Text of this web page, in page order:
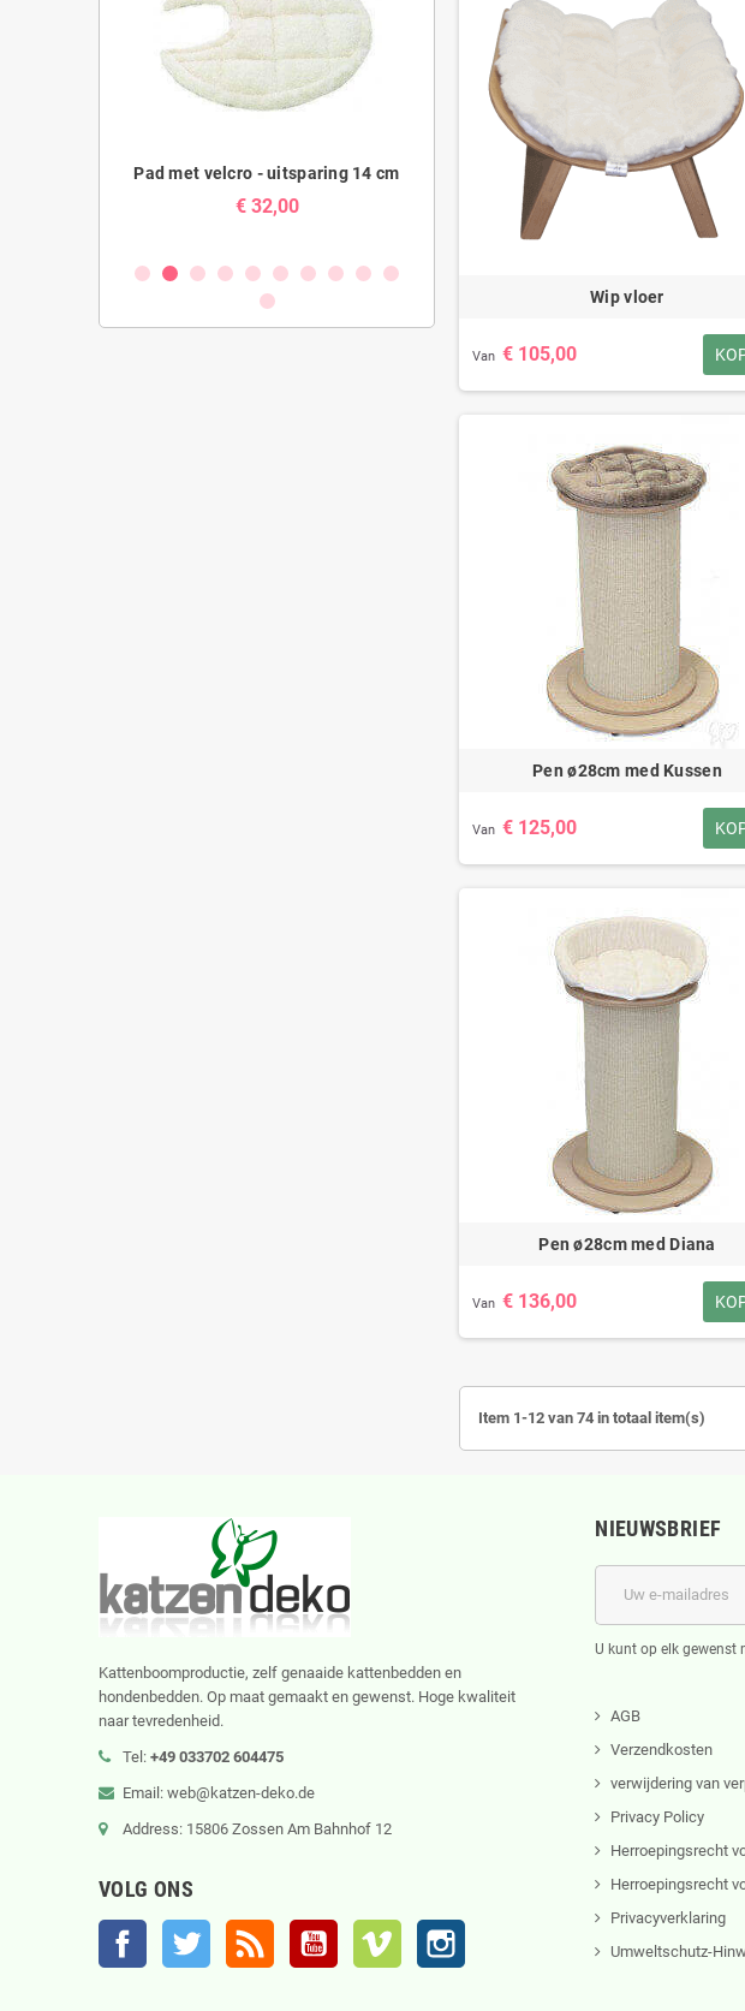
Pad met velcro - uitsparing 14 cm
€ 32,00
Oplage Velcro XL
€ 47,00
Wip vloer
Van € 105,00
Pen ø28cm med Kussen
Van € 125,00
Pen ø28cm med Diana
Van € 136,00
Item 1-12 van 74 in totaal item(s)
Kattenboomproductie, zelf genaaide kattenbedden en
hondenbedden. Op maat gemaakt en gewenst. Hoge kwaliteit
naar tevredenheid.
Tel: +49 033702 604475
Email: web@katzen-deko.de
Address: 15806 Zossen Am Bahnhof 12
VOLG ONS
Facebook Twitter RSS YouTube Vimeo
NIEUWSBRIEF
U kunt op elk gewenst
AGB
Verzendkosten
verwijdering van
Privacy Policy
Herroepingsrecht
Herroepingsrecht
Privacyverklaring
Umweltschutz-